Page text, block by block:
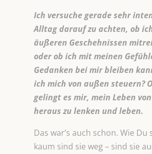
Ich versuche gerade sehr
Alltag darauf zu achten, ob
äußeren Geschehnissen
oder ob ich mit meinen
Gedanken bei mir bleiben
ich mich von außen steuern?
gelingt es mir, mein Leben
heraus zu lenken und leben.
Das war’s auch schon. Wie Du
kaum sind sie weg – sind sie